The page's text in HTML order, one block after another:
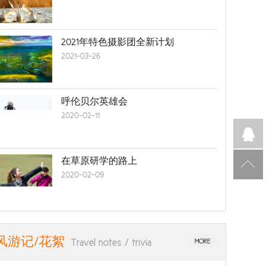
2021年特色摄影团全新计划
2021-03-26
呼伦贝尔英雄会
2020-02-11
在草原研学的路上
2020-02-09
游记/花絮 Travel notes / trivia MORE